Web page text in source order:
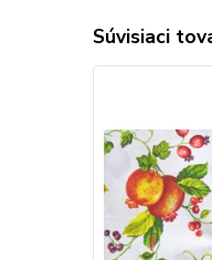
Súvisiaci